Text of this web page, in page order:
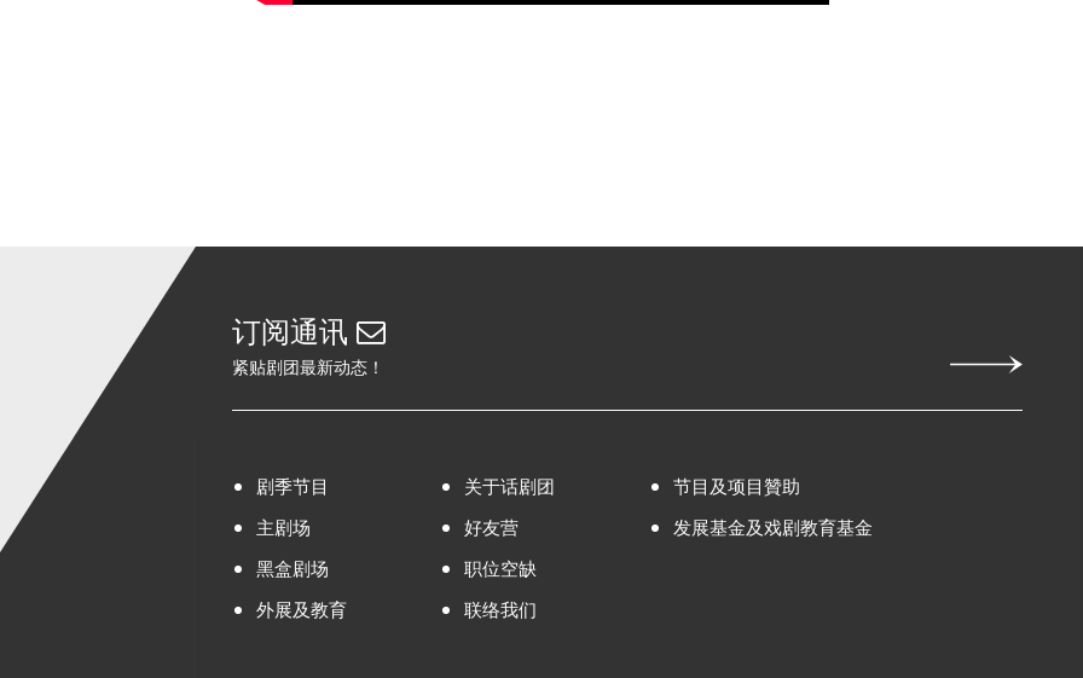
订阅通讯
紧贴剧团最新动态！
剧季节目
主剧场
黑盒剧场
外展及教育
关于话剧团
好友营
职位空缺
联络我们
节目及项目贊助
发展基金及戏剧教育基金